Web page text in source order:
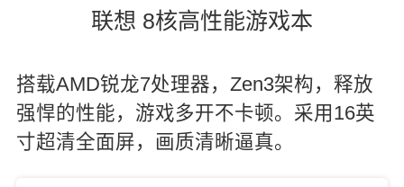
联想 8核高性能游戏本
搭载AMD锐龙7处理器，Zen3架构，释放
强悍的性能，游戏多开不卡顿。采用16英
寸超清全面屏，画质清晰逼真。